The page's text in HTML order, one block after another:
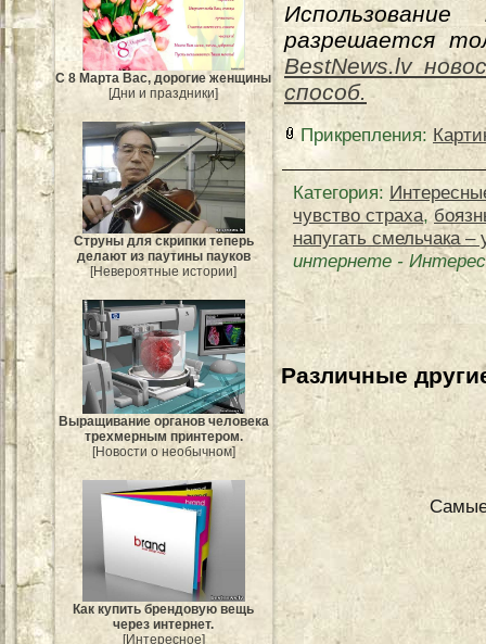
С 8 Марта Вас, дорогие женщины
[Дни и праздники]
Струны для скрипки теперь
делают из паутины пауков
[Невероятные истории]
Выращивание органов человека
трехмерным принтером.
[Новости о необычном]
Как купить брендовую вещь
через интернет.
[Интересное]
разрешается
BestNews.lv
способ.
Прикрепления:
Категория:
чувство страха,
напугать смельчака
интернете -
Различные